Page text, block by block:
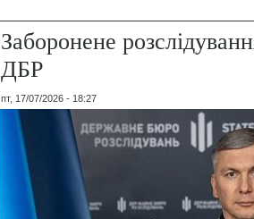
Заборонене
ДБР
пт, 17/07/2026 - 18:27